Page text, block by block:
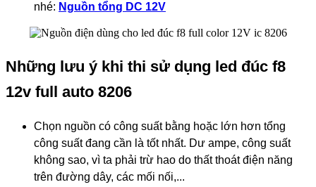
nhé: Nguồn tổng DC 12V
Những lưu ý khi thi sử dụng led đúc f8
12v full auto 8206
Chọn nguồn có công suất bằng hoặc lớn hơn tổng
công suất đang cần là tốt nhất. Dư ampe, công suất
không sao, vì ta phải trừ hao do thất thoát điện năng
trên đường dây, các mối nối,...